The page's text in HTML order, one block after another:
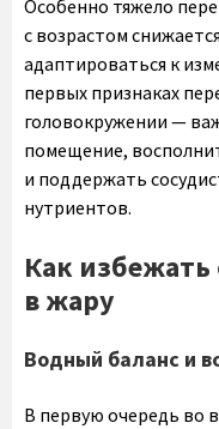
Особенно тяжело
с возрастом
адаптироваться к
первых признаках
головокружении —
помещение,
и поддержать
нутриентов.
Как
в жару
Водный баланс и
В первую очередь во